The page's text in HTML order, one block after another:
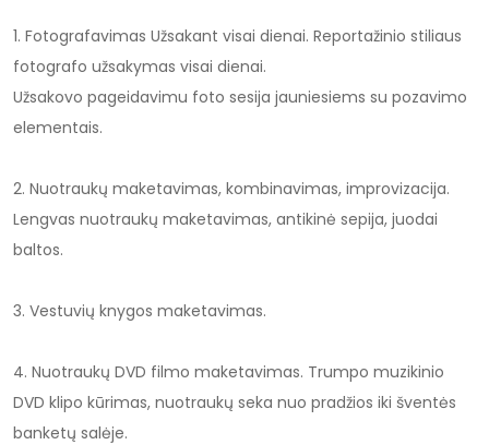
1. Fotografavimas Užsakant visai dienai. Reportažinio stiliaus
fotografo užsakymas visai dienai.
Užsakovo pageidavimu foto sesija jauniesiems su pozavimo
elementais.
2. Nuotraukų maketavimas, kombinavimas, improvizacija.
Lengvas nuotraukų maketavimas, antikinė sepija, juodai
baltos.
3. Vestuvių knygos maketavimas.
4. Nuotraukų DVD filmo maketavimas. Trumpo muzikinio
DVD klipo kūrimas, nuotraukų seka nuo pradžios iki šventės
banketų salėje.